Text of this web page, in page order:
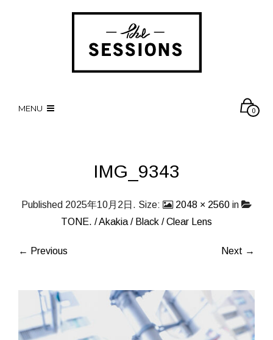
MENU 0
IMG_9343
Published 2025年10月2日 . Size: 2048 × 2560 in
TONE. / Akakia / Black / Clear Lens
← Previous Next →